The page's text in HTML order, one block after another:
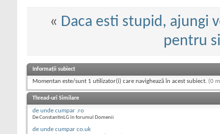
« Daca esti stupid, ajungi
pentru
Informații subiect
Momentan este/sunt 1 utilizator(i) care navighează în acest subiect. (0
Thread-uri Similare
de unde cumpar .ro
De ConstantinLG în forumul Domenii
de unde cumpar co.uk